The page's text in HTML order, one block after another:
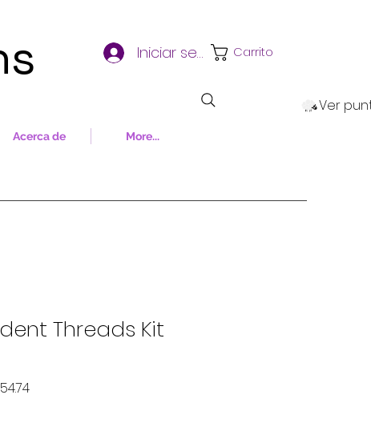
Acerca de More...
Iniciar sesión Carrito
Ver
Threads Kit
Precio de oferta